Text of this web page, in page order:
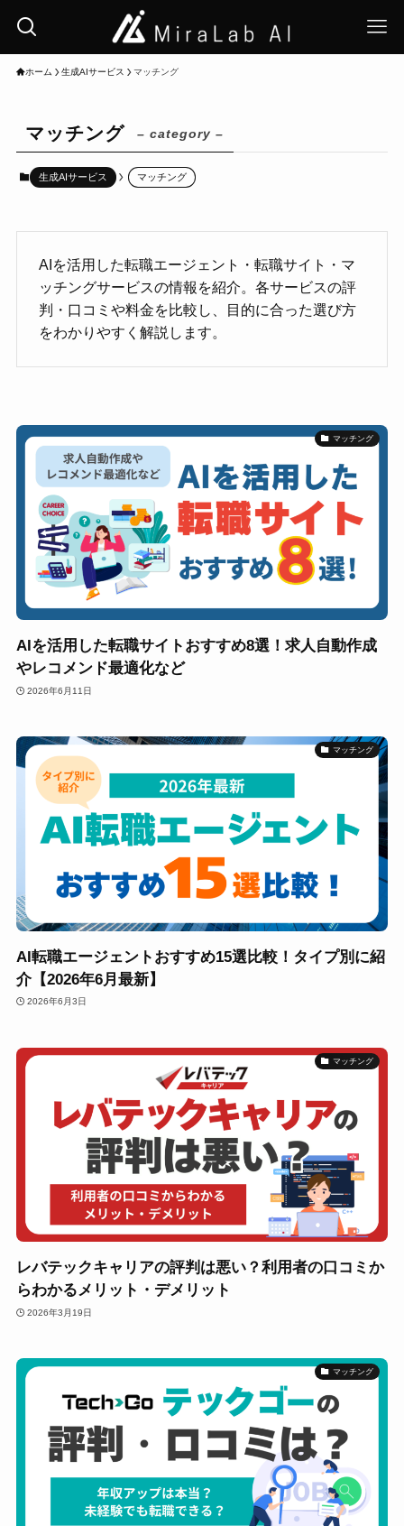
ホーム 生成AIサービス マッチング
マッチング – category –
生成AIサービス マッチング
AIを活用した転職エージェント・転職サイト・マ
ッチングサービスの情報を紹介。各サービスの評
判・口コミや料金を比較し、目的に合った選び方
をわかりやすく解説します。
マッチング
AIを活用した転職サイトおすすめ8選！求人自動作成
やレコメンド最適化など
2026年6月11日
マッチング
AI転職エージェントおすすめ15選比較！タイプ別に紹
介【2026年6月最新】
2026年6月3日
マッチング
レバテックキャリアの評判は悪い？利用者の口コミか
らわかるメリット・デメリット
2026年3月19日
マッチング